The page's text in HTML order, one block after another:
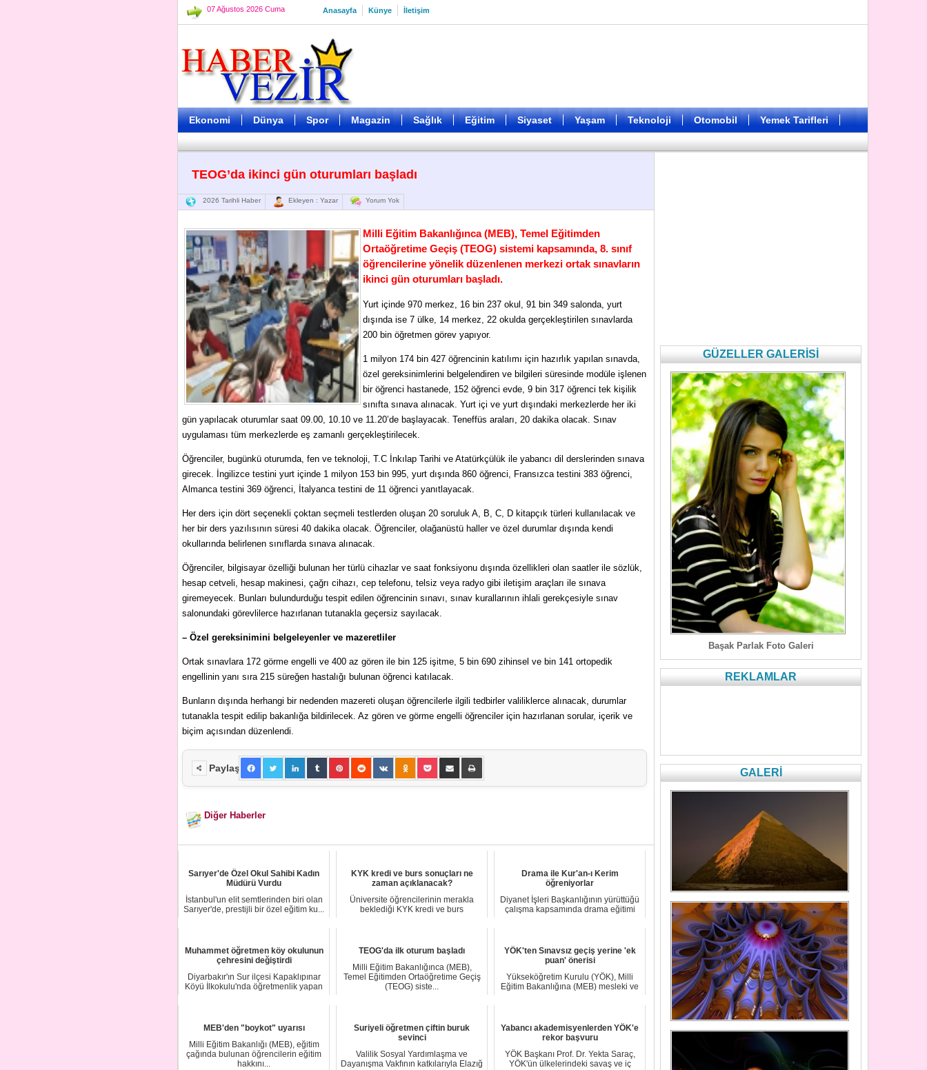
07 Ağustos 2026 Cuma Anasayfa Künye İletişim
Ekonomi Dünya Spor Magazin Sağlık Eğitim Siyaset Yaşam Teknoloji Otomobil Yemek Tarifleri
TEOG’da ikinci gün oturumları başladı
2026 Tarihli Haber Ekleyen : Yazar Yorum Yok
Milli Eğitim Bakanlığınca (MEB), Temel Eğitimden
Ortaöğretime Geçiş (TEOG) sistemi kapsamında, 8. sınıf
öğrencilerine yönelik düzenlenen merkezi ortak sınavların
ikinci gün oturumları başladı.
Yurt içinde 970 merkez, 16 bin 237 okul, 91 bin 349 salonda, yurt
dışında ise 7 ülke, 14 merkez, 22 okulda gerçekleştirilen sınavlarda
200 bin öğretmen görev yapıyor.
1 milyon 174 bin 427 öğrencinin katılımı için hazırlık yapılan sınavda,
özel gereksinimlerini belgelendiren ve bilgileri süresinde modüle işlenen
bir öğrenci hastanede, 152 öğrenci evde, 9 bin 317 öğrenci tek kişilik
sınıfta sınava alınacak. Yurt içi ve yurt dışındaki merkezlerde her iki
gün yapılacak oturumlar saat 09.00, 10.10 ve 11.20’de başlayacak. Teneffüs araları, 20 dakika olacak. Sınav
uygulaması tüm merkezlerde eş zamanlı gerçekleştirilecek.
Öğrenciler, bugünkü oturumda, fen ve teknoloji, T.C İnkılap Tarihi ve Atatürkçülük ile yabancı dil derslerinden sınava
girecek. İngilizce testini yurt içinde 1 milyon 153 bin 995, yurt dışında 860 öğrenci, Fransızca testini 383 öğrenci,
Almanca testini 369 öğrenci, İtalyanca testini de 11 öğrenci yanıtlayacak.
Her ders için dört seçenekli çoktan seçmeli testlerden oluşan 20 soruluk A, B, C, D kitapçık türleri kullanılacak ve
her bir ders yazılısının süresi 40 dakika olacak. Öğrenciler, olağanüstü haller ve özel durumlar dışında kendi
okullarında belirlenen sınıflarda sınava alınacak.
Öğrenciler, bilgisayar özelliği bulunan her türlü cihazlar ve saat fonksiyonu dışında özellikleri olan saatler ile sözlük,
hesap cetveli, hesap makinesi, çağrı cihazı, cep telefonu, telsiz veya radyo gibi iletişim araçları ile sınava
giremeyecek. Bunları bulundurduğu tespit edilen öğrencinin sınavı, sınav kurallarının ihlali gerekçesiyle sınav
salonundaki görevlilerce hazırlanan tutanakla geçersiz sayılacak.
– Özel gereksinimini belgeleyenler ve mazeretliler
Ortak sınavlara 172 görme engelli ve 400 az gören ile bin 125 işitme, 5 bin 690 zihinsel ve bin 141 ortopedik
engellinin yanı sıra 215 süreğen hastalığı bulunan öğrenci katılacak.
Bunların dışında herhangi bir nedenden mazereti oluşan öğrencilerle ilgili tedbirler valiliklerce alınacak, durumlar
tutanakla tespit edilip bakanlığa bildirilecek. Az gören ve görme engelli öğrenciler için hazırlanan sorular, içerik ve
biçim açısından düzenlendi.
Paylaş
Diğer Haberler
Sarıyer'de Özel Okul Sahibi Kadın
Müdürü Vurdu
İstanbul'un elit semtlerinden biri olan
Sarıyer'de, prestijli bir özel eğitim ku...
KYK kredi ve burs sonuçları ne
zaman açıklanacak?
Üniversite öğrencilerinin merakla
beklediği KYK kredi ve burs
Drama ile Kur'an-ı Kerim
öğreniyorlar
Diyanet İşleri Başkanlığının yürüttüğü
çalışma kapsamında drama eğitimi
Muhammet öğretmen köy okulunun
çehresini değiştirdi
Diyarbakır'ın Sur ilçesi Kapaklıpınar
Köyü İlkokulu'nda öğretmenlik yapan
TEOG'da ilk oturum başladı
Milli Eğitim Bakanlığınca (MEB),
Temel Eğitimden Ortaöğretime Geçiş
(TEOG) siste...
YÖK'ten Sınavsız geçiş yerine 'ek
puan' önerisi
Yükseköğretim Kurulu (YÖK), Milli
Eğitim Bakanlığına (MEB) mesleki ve
MEB'den "boykot" uyarısı
Milli Eğitim Bakanlığı (MEB), eğitim
çağında bulunan öğrencilerin eğitim
hakkını...
Suriyeli öğretmen çiftin buruk
sevinci
Valilik Sosyal Yardımlaşma ve
Dayanışma Vakfının katkılarıyla Elazığ
Yabancı akademisyenlerden YÖK'e
rekor başvuru
YÖK Başkanı Prof. Dr. Yekta Saraç,
YÖK'ün ülkelerindeki savaş ve iç
GÜZELLER GALERİSİ
Başak Parlak Foto Galeri
REKLAMLAR
GALERİ